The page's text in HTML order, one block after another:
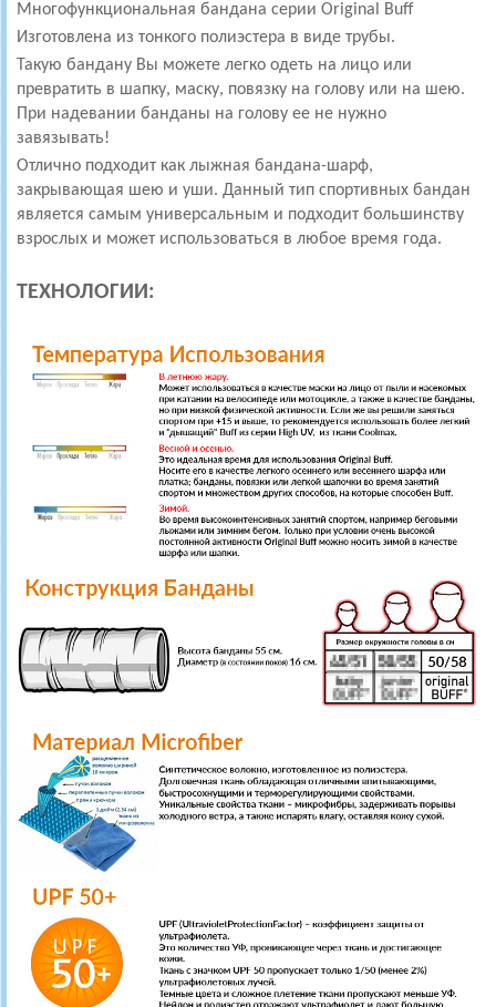
Многофункциональная бандана серии Original Buff
Изготовлена из тонкого полиэстера в виде трубы.
Такую бандану Вы можете легко одеть на лицо или
превратить в шапку, маску, повязку на голову или на шею.
При надевании банданы на голову ее не нужно
завязывать!
Отлично подходит как лыжная бандана-шарф,
закрывающая шею и уши. Данный тип спортивных бандан
является самым универсальным и подходит большинству
взрослых и может использоваться в любое время года.
ТЕХНОЛОГИИ: